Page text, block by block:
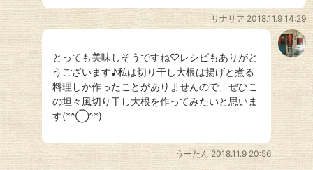
リナリア 2018.11.9 14:29
とっても美味しそうですね♡レシピもありがと
うございます♪私は切り干し大根は揚げと煮る
料理しか作ったことがありませんので、ぜひこ
の坦々風切り干し大根を作ってみたいと思いま
す(*^◯^*)
うーたん2018.11.9 20:56